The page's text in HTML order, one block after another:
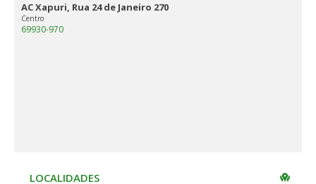
AC Xapuri, Rua 24 de Janeiro 270
Centro
69930-970
LOCALIDADES